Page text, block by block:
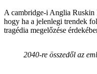
A cambridge-i Anglia Ruskin
hogy ha a jelenlegi trendek
tragédia megelőzése
2040-re összedől az